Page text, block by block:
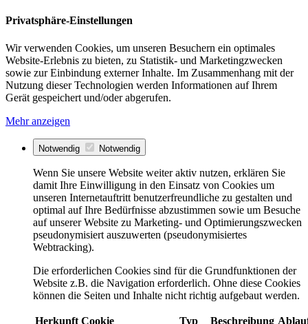
Privatsphäre-Einstellungen
Wir verwenden Cookies, um unseren Besuchern ein optimales
Website-Erlebnis zu bieten, zu Statistik- und Marketingzwecken
sowie zur Einbindung externer Inhalte. Im Zusammenhang mit der
Nutzung dieser Technologien werden Informationen auf Ihrem
Gerät gespeichert und/oder abgerufen.
Mehr anzeigen
Notwendig Notwendig
Wenn Sie unsere Website weiter aktiv nutzen, erklären Sie
damit Ihre Einwilligung in den Einsatz von Cookies um
unseren Internetauftritt benutzerfreundliche zu gestalten und
optimal auf Ihre Bedürfnisse abzustimmen sowie um Besuche
auf unserer Website zu Marketing- und Optimierungszwecken
pseudonymisiert auszuwerten (pseudonymisiertes
Webtracking).
Die erforderlichen Cookies sind für die Grundfunktionen der
Website z.B. die Navigation erforderlich. Ohne diese Cookies
können die Seiten und Inhalte nicht richtig aufgebaut werden.
Herkunft Cookie Typ Beschreibung